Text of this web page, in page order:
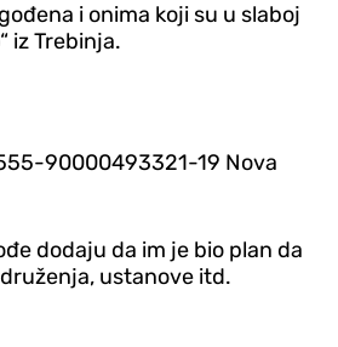
i onima koji su u slaboj
iz Trebinja.
90000493321-19 Nova
dodaju da im je bio plan da
ustanove itd.